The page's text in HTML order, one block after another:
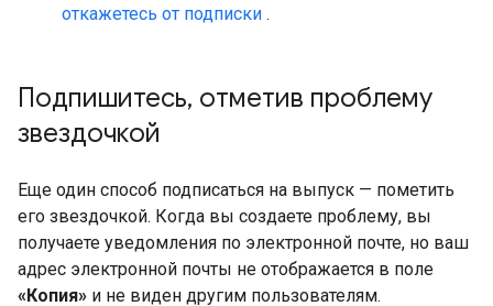
откажетесь от подписки .
Подпишитесь, отметив проблему
звездочкой
Еще один способ подписаться на выпуск — пометить
его звездочкой. Когда вы создаете проблему, вы
получаете уведомления по электронной почте, но ваш
адрес электронной почты не отображается в поле
«Копия» и не виден другим пользователям.